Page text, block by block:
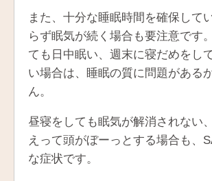
また、十分な睡眠時間を確保して
らず眠気が続く場合も要注意です
ても日中眠い、週末に寝だめをし
い場合は、睡眠の質に問題がある
ん。
昼寝をしても眠気が解消されない
えって頭がぼーっとする場合も、
な症状です。